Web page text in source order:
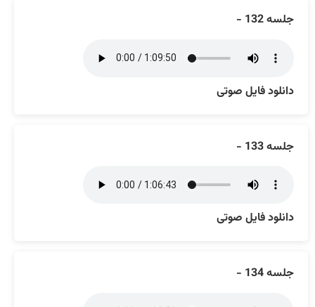
جلسه 132 -
دانلود فایل صوتی
جلسه 133 -
دانلود فایل صوتی
جلسه 134 -